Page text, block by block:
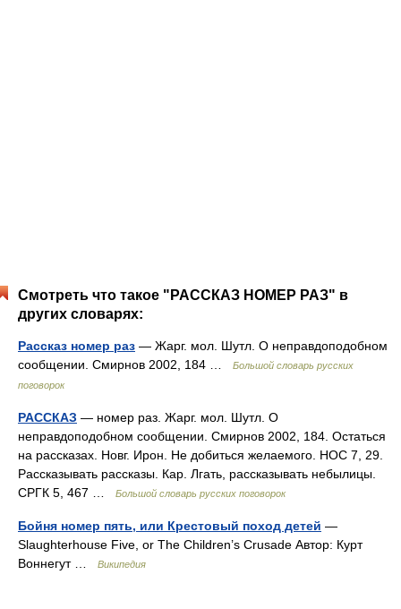
Смотреть что такое "РАССКАЗ НОМЕР РАЗ" в
других словарях:
Рассказ номер раз — Жарг. мол. Шутл. О неправдоподобном
сообщении. Смирнов 2002, 184 …
Большой словарь русских
поговорок
РАССКАЗ — номер раз. Жарг. мол. Шутл. О
неправдоподобном сообщении. Смирнов 2002, 184. Остаться
на рассказах. Новг. Ирон. Не добиться желаемого. НОС 7, 29.
Рассказывать рассказы. Кар. Лгать, рассказывать небылицы.
СРГК 5, 467 …
Большой словарь русских поговорок
Бойня номер пять, или Крестовый поход детей —
Slaughterhouse Five, or The Children’s Crusade Автор: Курт
Воннегут …
Википедия